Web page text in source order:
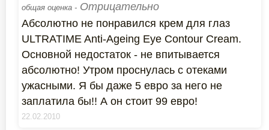
общая оценка - Отрицательно
Абсолютно не понравился крем для глаз
ULTRATIME Anti-Ageing Eye Contour Cream.
Основной недостаток - не впитывается
абсолютно! Утром проснулась с отеками
ужасными. Я бы даже 5 евро за него не
заплатила бы!! А он стоит 99 евро!
22.02.2010